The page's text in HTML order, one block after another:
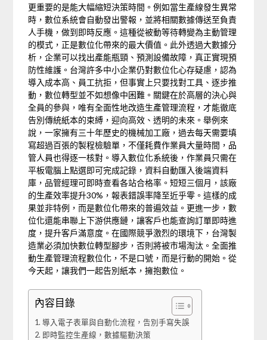
更重要的是能大幅縮短決策時間。例如當生產線發生異常
時，數位系統會自動發出警報，並將相關數據傳送至負責
人手機，做到即時反應。這種從被動等待轉變為主動管理
的模式，正是數位化帶來的最大價值。此外透過大數據分
析，企業可以找出產能瓶頸、預測設備故障，真正實現預
防性維護。台灣許多中小企業仍對數位化心存疑慮，認為
導入成本高、員工抗拒，但事實上只要找對工具、逐步推
動，數位轉型並不如想像中困難。關鍵在於高層的決心與
全員的參與，唯有全面性地改造生產管理流程，才能徹底
告別傳統紙本的束縛，迎向高效、透明的未來。舉例來
說，一家擁有三十年歷史的機械加工廠，過去每天需要填
寫超過百張的製程檢驗單，不僅耗費作業員大量時間，品
管人員也得逐一核對。導入數位化系統後，作業員只需在
平板電腦上點選即可完成記錄，資料自動匯入後端資料
庫，品管經理可即時查看各站合格率。短短三個月，該廠
的生產效率提升30%，報表錯誤率降至近乎零。這樣的成
果並非特例，而是數位化帶來的普遍效益。更進一步，數
位化還能串聯上下游供應鏈，讓客戶也能查詢訂單即時進
度，提升客戶滿意度。在國際競爭激烈的環境下，台灣製
造業必須加快數位轉型腳步，否則將被市場淘汰。全面推
動生產管理流程數位化，不是口號，而是行動的開始。從
今天起，讓我們一起告別紙本，擁抱數位。
內容目錄
導入電子表單與自動化流程，告別手寫失誤
即時監控生產線，數據驅動決策